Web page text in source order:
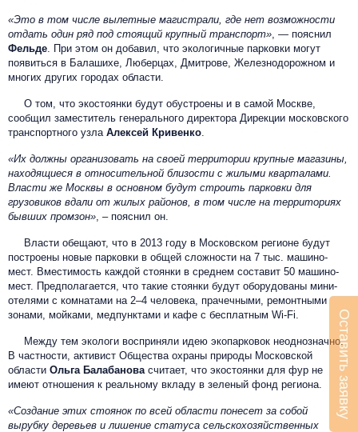
«Это в том числе вылетные магистрали, где нет возможности
отдать один ряд под стоящий крупный транспорт» , — пояснил
Фельде . При этом он добавил, что экологичные парковки могут
появиться в Балашихе, Люберцах, Дмитрове, Железнодорожном и
многих других городах области.
О том, что экостоянки будут обустроены и в самой Москве,
сообщил заместитель генерального директора Дирекции московского
транспортного узла Алексей Кривенко
«Их должны организовать на своей территории крупные магазины,
находящиеся в относительной близости с жилыми кварталами.
Власти же Москвы в основном будут строить парковки для
грузовиков вдали от жилых районов, в том числе на территориях
бывших промзон» , – пояснил он.
Власти обещают, что в 2013 году в Московском регионе будут
построены новые парковки в общей сложности на 7 тыс. машино-
мест. Вместимость каждой стоянки в среднем составит 50 машино-
мест. Предполагается, что такие стоянки будут оборудованы мини-
отелями с комнатами на 2–4 человека, прачечными, ремонтными
зонами, мойками, медпунктами и кафе с бесплатным Wi-Fi.
Между тем экологи восприняли идею экопарковок неоднозначно.
В частности, активист Общества охраны природы Московской
области Ольга Балабанова считает, что экостоянки для фур не
имеют отношения к реальному вкладу в зеленый фонд региона.
«Создание этих стоянок по всей области понесет за собой
вырубку деревьев и лишение статуса сельскохозяйственных
Оставить заявку